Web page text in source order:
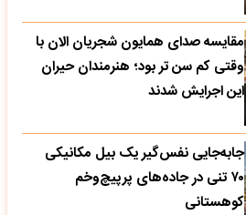
مقایسه صدای همایون شجریان الان با
وقتی کم سن تر بود؛ هنرمندان حیران
این اجرایش شدند
جابه‌جایی نفس‌گیر یک بیل مکانیکی
۷۰ تنی در جاده‌های پرپیچ‌وخم
کوهستانی